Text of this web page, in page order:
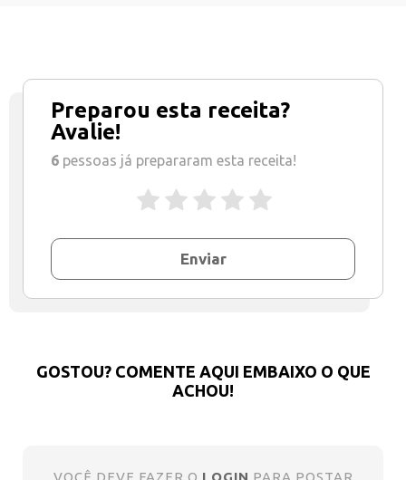
Preparou esta receita?
Avalie!
6 pessoas já prepararam esta receita!
Enviar
GOSTOU? COMENTE AQUI EMBAIXO O QUE
ACHOU!
VOCÊ DEVE FAZER O LOGIN PARA POSTAR